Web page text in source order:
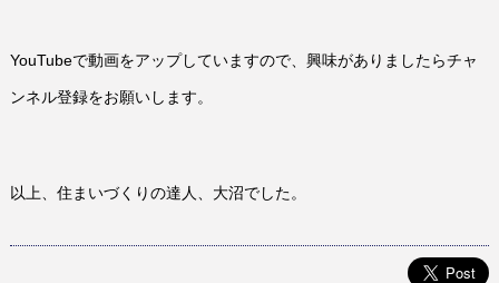
YouTubeで動画をアップしていますので、興味がありましたらチャ
ンネル登録をお願いします。
以上、住まいづくりの達人、大沼でした。